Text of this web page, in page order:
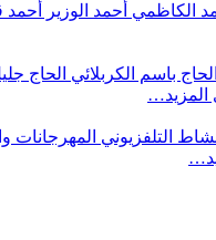
الكاظمي أحمد الوزير أحمد
الحاج باسم الكربلائي الحاج
المزيد…
التلفزيوني المهرجانات